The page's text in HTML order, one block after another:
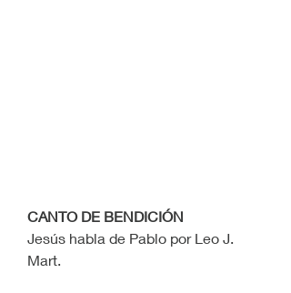
CANTO DE BENDICIÓN
Jesús habla de Pablo por Leo J.
Mart.